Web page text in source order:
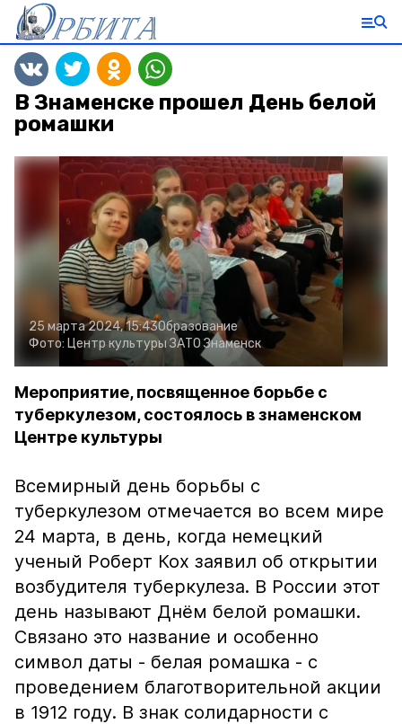
В Знаменске прошел День белой
ромашки
25 марта 2024, 15:43Образование
Фото: Центр культуры ЗАТО Знаменск
Мероприятие, посвященное борьбе с
туберкулезом, состоялось в знаменском
Центре культуры
Всемирный день борьбы с
туберкулезом отмечается во всем мире
24 марта, в день, когда немецкий
ученый Роберт Кох заявил об открытии
возбудителя туберкулеза. В России этот
день называют Днём белой ромашки.
Связано это название и особенно
символ даты - белая ромашка - с
проведением благотворительной акции
в 1912 году. В знак солидарности с